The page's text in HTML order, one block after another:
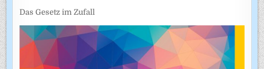
Das Gesetz im Zufall